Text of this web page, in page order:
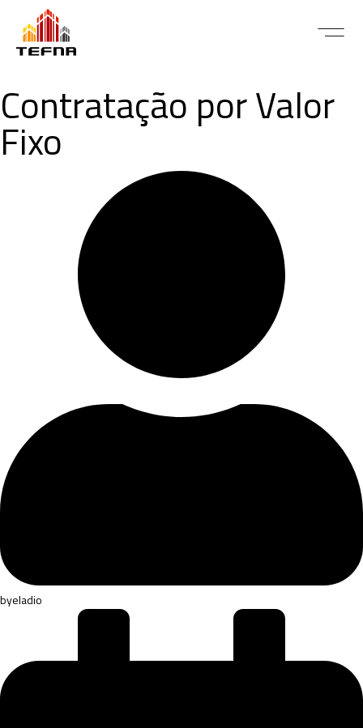
Contratação por Valor
Fixo
byeladio